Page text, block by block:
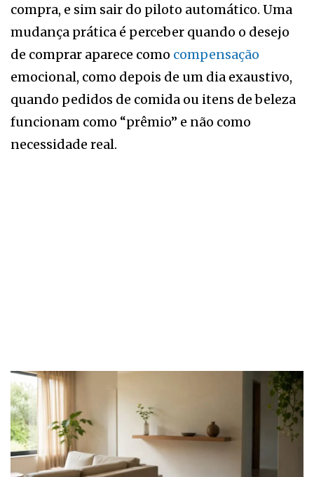
compra, e sim sair do piloto automático. Uma
mudança prática é perceber quando o desejo
de comprar aparece como compensação
emocional, como depois de um dia exaustivo,
quando pedidos de comida ou itens de beleza
funcionam como “prêmio” e não como
necessidade real.